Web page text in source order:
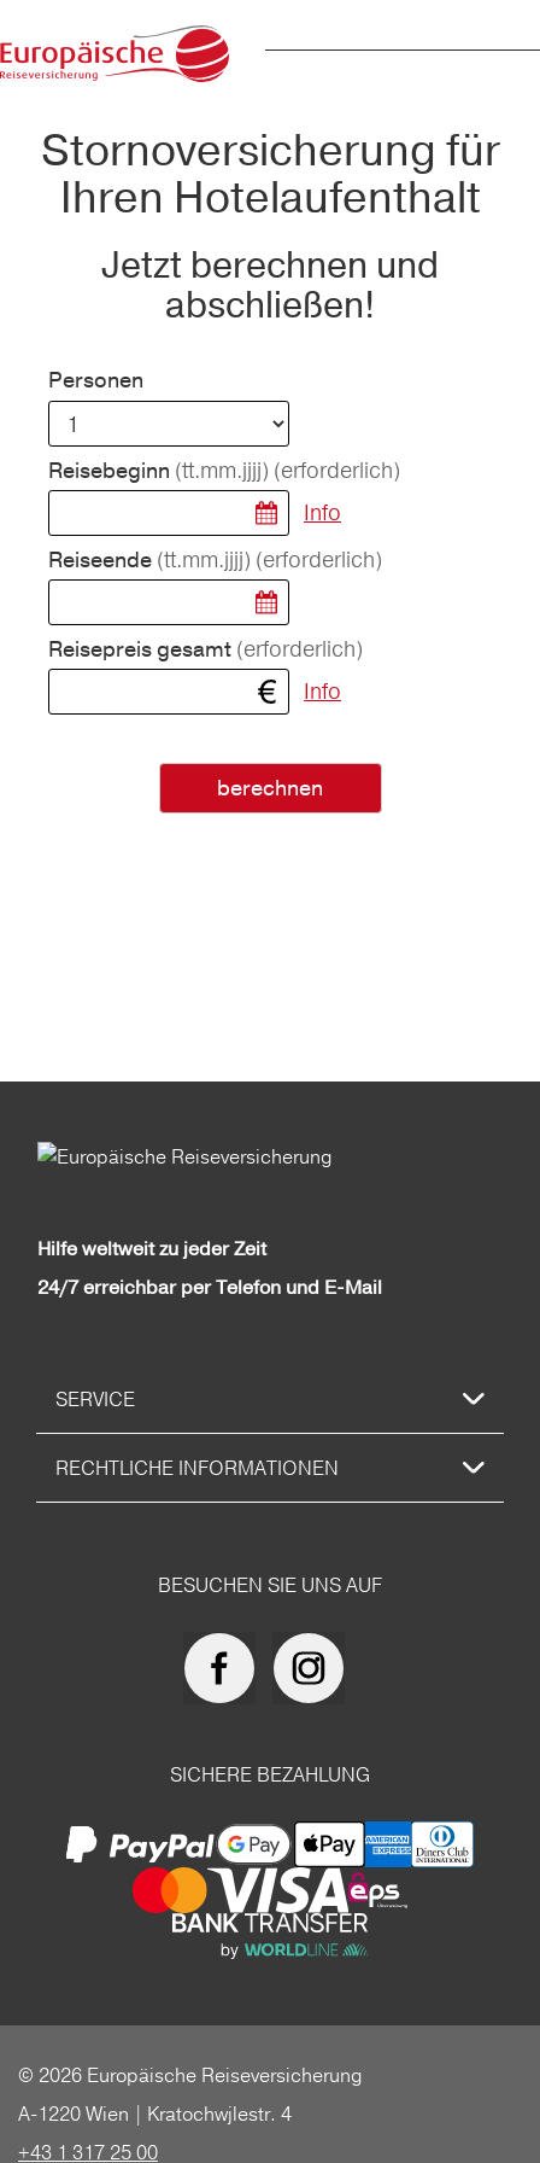
Stornoversicherung für
Ihren Hotelaufenthalt
Jetzt berechnen und
abschließen!
Personen
Reisebeginn (tt.mm.jjjj) (erforderlich)
Info
Reiseende (tt.mm.jjjj) (erforderlich)
Reisepreis gesamt (erforderlich)
Info
berechnen
Hilfe weltweit zu jeder Zeit
24/7 erreichbar per Telefon und E-Mail
SERVICE
RECHTLICHE INFORMATIONEN
BESUCHEN SIE UNS AUF
SICHERE BEZAHLUNG
© 2026 Europäische Reiseversicherung
A-1220 Wien | Kratochwjlestr. 4
+43 1 317 25 00